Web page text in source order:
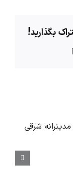
بگذارید!